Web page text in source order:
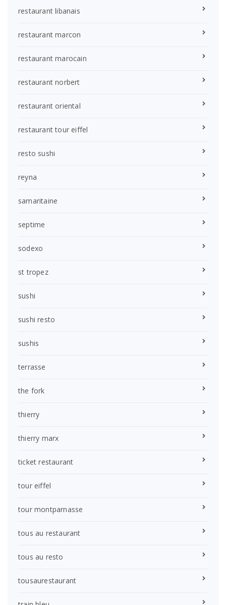
restaurant libanais
restaurant marcon
restaurant marocain
restaurant norbert
restaurant oriental
restaurant tour eiffel
resto sushi
reyna
samaritaine
septime
sodexo
st tropez
sushi
sushi resto
sushis
terrasse
the fork
thierry
thierry marx
ticket restaurant
tour eiffel
tour montparnasse
tous au restaurant
tous au resto
tousaurestaurant